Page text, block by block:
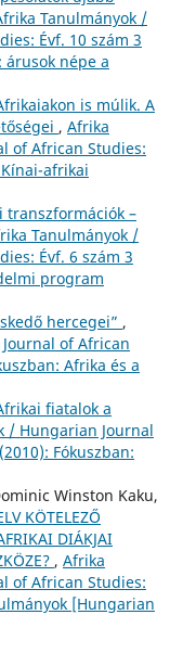
Tanulmányok /
Évf. 10 szám 3
árusok népe a
is múlik. A
, Afrika
of African Studies:
afrikai
transzformációk –
Tanulmányok /
Évf. 6 szám 3
program
hercegei” ,
of African
Afrika és a
fiatalok a
/ Hungarian Journal
Fókuszban:
Winston Kaku,
KÖTELEZŐ
DIÁKJAI
, Afrika
of African Studies:
[Hungarian